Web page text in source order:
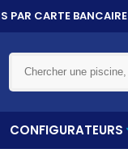
PAR CARTE BANCAIRE
CONFIGURATEURS